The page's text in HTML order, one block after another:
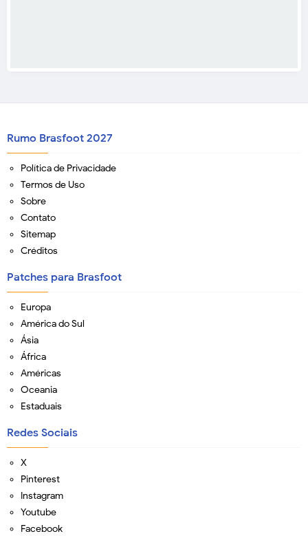
Rumo Brasfoot 2027
Política de Privacidade
Termos de Uso
Sobre
Contato
Sitemap
Créditos
Patches para Brasfoot
Europa
América do Sul
Ásia
África
Américas
Oceania
Estaduais
Redes Sociais
X
Pinterest
Instagram
Youtube
Facebook